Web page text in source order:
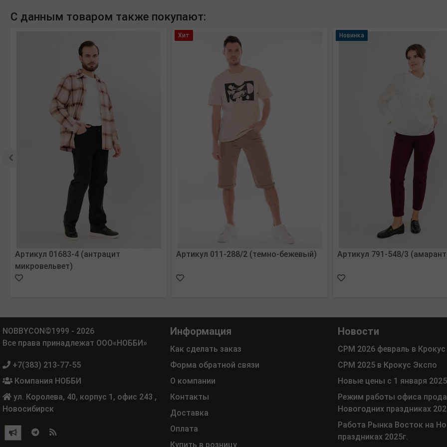
С данным товаром также покупают:
Артикул 01683-4 (антрацит
микровельвет)
Хит
Артикул 011-288/2 (темно-бежевый)
Новинка
Артикул 791-548/3
NOBBYCON©1999 - 2026
Все права принадлежат ООО«НОББИ»
+7(383) 213-77-55
Компания НОББИ
ул. Королева, 40, корпус 1, офис 243 ,
Новосибирск
Информация
Как сделать заказ
Форма обратной связи
О компании
Контакты
Доставка
Оплата
Купить в розницу
Новости
СРМ 2026 февраль в
СРМ 2025 в Крокус Экспо
Новые цены с 1 января
Режим работы офиса
Новогодних праздниках
Работа Рынка Восток на
праздниках 2025г.